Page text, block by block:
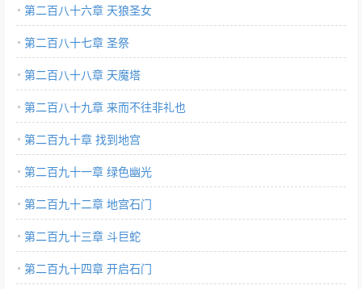
第二百八十六章 天狼圣女
第二百八十七章 圣祭
第二百八十八章 天魔塔
第二百八十九章 来而不往非礼也
第二百九十章 找到地宫
第二百九十一章 绿色幽光
第二百九十二章 地宫石门
第二百九十三章 斗巨蛇
第二百九十四章 开启石门